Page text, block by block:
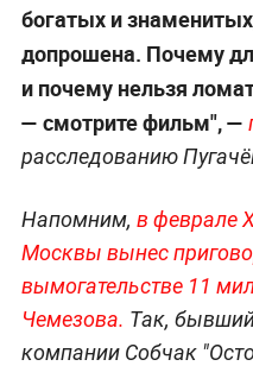
богатых и
допрошена. Почему
и почему нельзя
— смотрите фильм", —
расследованию
Напомним, в феврале
Москвы вынес
вымогательстве 11
Чемезова. Так,
компании Собчак